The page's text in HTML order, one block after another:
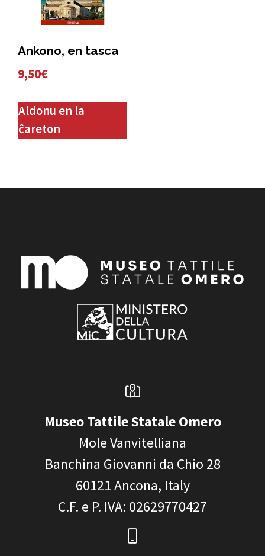
Ankono, en tasca
9,50€
Aldonu en la
ĉareton
Museo Tattile Statale Omero
Mole Vanvitelliana
Banchina Giovanni da Chio 28
60121Ancona, Italy
C.F. e P. IVA: 02629770427